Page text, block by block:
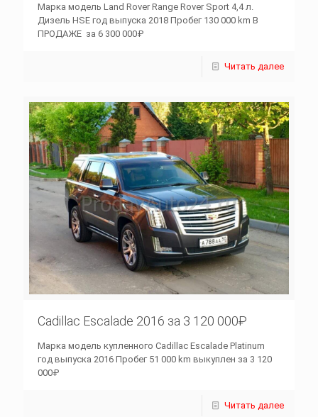
Марка модель Land Rover Range Rover Sport 4,4 л.
Дизель HSE год выпуска 2018 Пробег 130 000 km В
ПРОДАЖЕ за 6 300 000₽
Читать далее
Cadillac Escalade 2016 за 3 120 000₽
Марка модель купленного Cadillac Escalade Platinum
год выпуска 2016 Пробег 51 000 km выкуплен за 3 120
000₽
Читать далее